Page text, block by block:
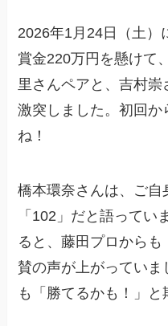
2026年1月24日（土）
賞金220万円を懸けて
里さんペアと、吉村
激突しました。初回か
ね！
橋本環奈さんは、ご自
「102」だと語ってい
ると、藤田プロから
賛の声が上がってい
も「勝てるかも！」と